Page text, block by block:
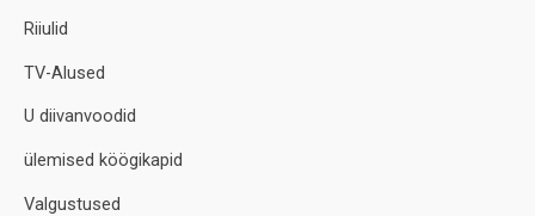
Riiulid
TV-Alused
U diivanvoodid
ülemised köögikapid
Valgustused